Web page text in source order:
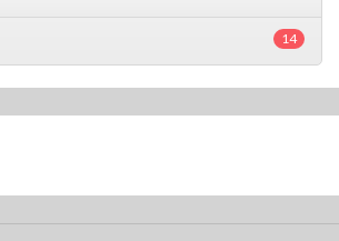
14